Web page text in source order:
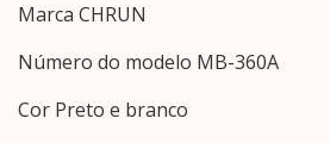
Marca ‎CHRUN
Número do modelo ‎MB-360A
Cor ‎Preto e branco